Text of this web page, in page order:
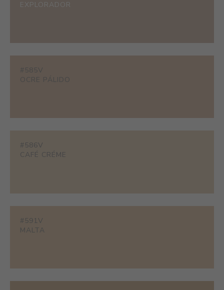
EXPLORADOR
#585V
OCRE PÁLIDO
#586V
CAFÉ CRÉME
#591V
MALTA